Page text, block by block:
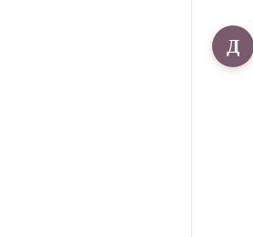
Д